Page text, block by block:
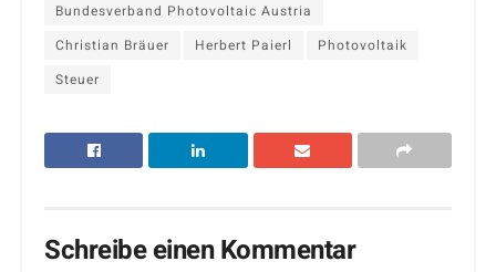
Bundesverband Photovoltaic Austria
Christian Bräuer
Herbert Paierl
Photovoltaik
Steuer
Schreibe einen Kommentar